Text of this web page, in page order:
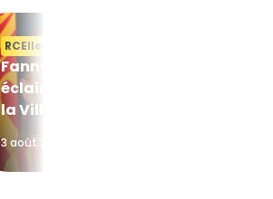
RCElles
Fanny Rossi, un
éclair tombé de
la Ville lumière
3 août 2026